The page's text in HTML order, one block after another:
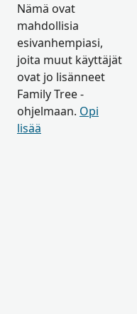
Nämä ovat
mahdollisia
esivanhempiasi,
joita muut käyttäjät
ovat jo lisänneet
Family Tree -
ohjelmaan. Opi
lisää